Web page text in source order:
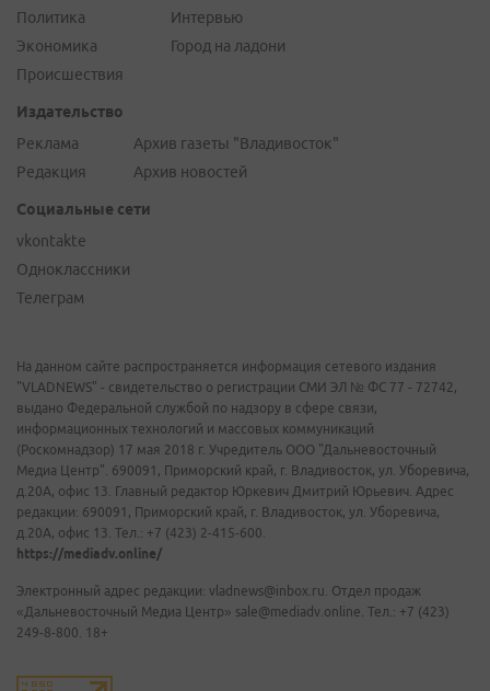
Политика
Экономика
Происшествия
Интервью
Город на ладони
Издательство
Реклама
Редакция
Архив газеты "Владивосток"
Архив новостей
Социальные сети
vkontakte
Одноклассники
Телеграм
На данном сайте распространяется информация сетевого издания
"VLADNEWS" - свидетельство о регистрации СМИ ЭЛ № ФС 77 - 72742,
выдано Федеральной службой по надзору в сфере связи,
информационных технологий и массовых коммуникаций
(Роскомнадзор) 17 мая 2018 г. Учредитель ООО "Дальневосточный
Медиа Центр". 690091, Приморский край, г. Владивосток, ул. Уборевича,
д.20А, офис 13. Главный редактор Юркевич Дмитрий Юрьевич. Адрес
редакции: 690091, Приморский край, г. Владивосток, ул. Уборевича,
д.20А, офис 13. Тел.: +7 (423) 2-415-600.
https://mediadv.online/
Электронный адрес редакции: vladnews@inbox.ru. Отдел продаж
«Дальневосточный Медиа Центр» sale@mediadv.online. Тел.: +7 (423)
249-8-800. 18+